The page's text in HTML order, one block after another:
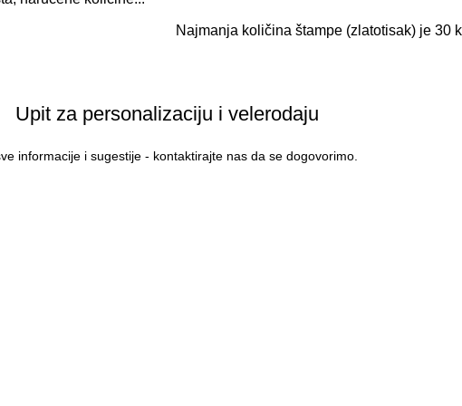
Najmanja količina štampe (zlatotisak) je 30
Upit za personalizaciju i velerodaju
informacije i sugestije - kontaktirajte nas da se dogovorimo.